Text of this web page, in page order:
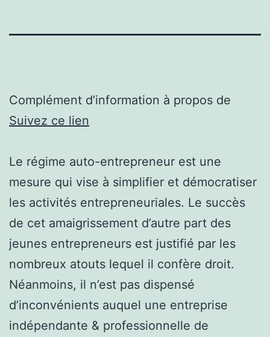
Complément d’information à propos de
Suivez ce lien
Le régime auto-entrepreneur est une
mesure qui vise à simplifier et démocratiser
les activités entrepreneuriales. Le succès
de cet amaigrissement d’autre part des
jeunes entrepreneurs est justifié par les
nombreux atouts lequel il confère droit.
Néanmoins, il n’est pas dispensé
d’inconvénients auquel une entreprise
indépendante & professionnelle de